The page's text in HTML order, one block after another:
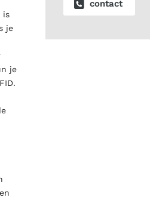
is
je
je
contact